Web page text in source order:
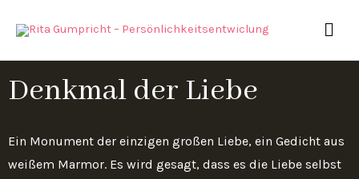
Inhalt
Denkmal der Liebe
Ein Monument der einzigen großen Liebe, ein Gedicht aus
weißem Marmor. Es wird gesagt, dass es die Liebe selbst